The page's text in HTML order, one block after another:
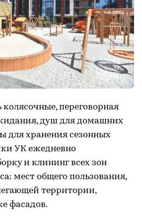
колясочные, переговорная
душ для домашних
для хранения сезонных
УК ежедневно
и клининг всех зон
мест общего пользования,
территории,
фасадов.